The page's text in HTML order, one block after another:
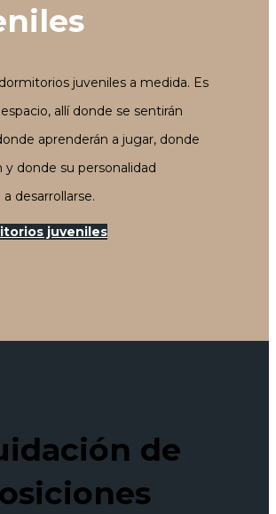
juveniles a medida. Es
allí donde se sentirán
aprenderán a jugar, donde
y donde su personalidad
desarrollarse.
juveniles
de